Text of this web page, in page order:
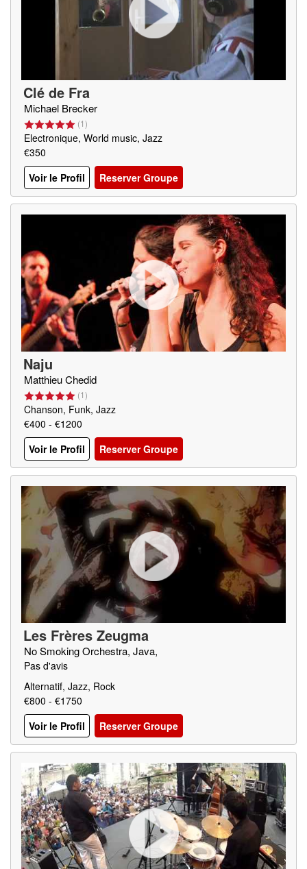
Clé de Fra
Michael Brecker
(1)
Electronique, World music, Jazz
€350
Voir le Profil
Reserver Groupe
Naju
Matthieu Chedid
(1)
Chanson, Funk, Jazz
€400 - €1200
Voir le Profil
Reserver Groupe
Les Frères Zeugma
No Smoking Orchestra, Java,
Pas d'avis
Alternatif, Jazz, Rock
€800 - €1750
Voir le Profil
Reserver Groupe